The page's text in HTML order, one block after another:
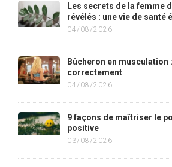
Les secrets de la femme
révélés : une vie de santé
04/08/2026
Bûcheron en musculation
correctement
04/08/2026
9 façons de maîtriser le
positive
03/08/2026